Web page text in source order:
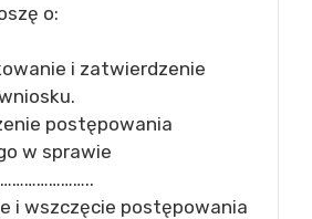
o:
i zatwierdzenie
postępowania
w sprawie
i wszczęcie postępowania